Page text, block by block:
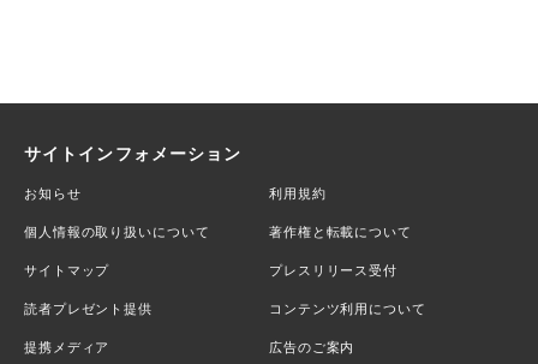
サイトインフォメーション
お知らせ 利用規約
個人情報の取り扱いについて 著作権と転載について
サイトマップ プレスリリース受付
読者プレゼント提供 コンテンツ利用について
提携メディア 広告のご案内